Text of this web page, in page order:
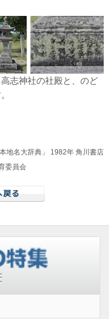
志神社の社殿と、のど
地名大辞典」 1982年 角川書店
委員会